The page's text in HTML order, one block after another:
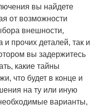
вы найдете
от возможности
внешности,
и прочих деталей, так и
вы задержитесь
какие тайны
что будет в конце и
на ту или иную
варианты,